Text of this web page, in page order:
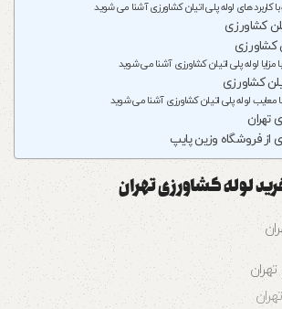
کاربرد های لوله پلی اتیلن کشاورزی آشنا می شوید
کشاورزی
کشاورزی
مزایا لوله پلی اتیلن کشاورزی آشنا می شوید
کشاورزی
معایب لوله پلی اتیلن کشاورزی آشنا می شوید
تهران
از فروشگاه وزین پایپ
لوله کشاورزی تهران